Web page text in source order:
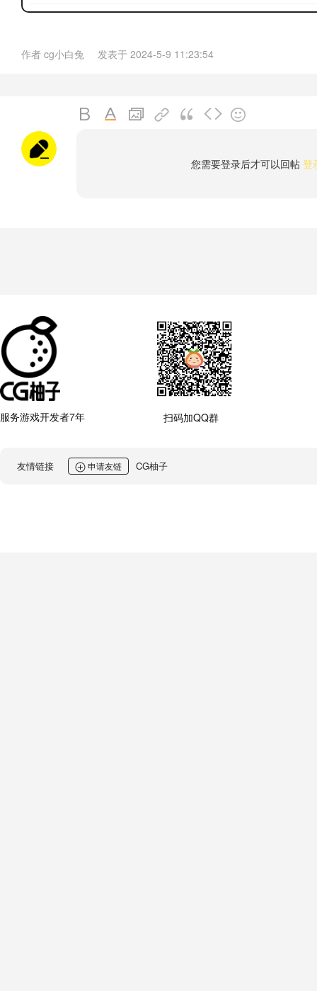
作者 cg小白兔 发表于 2024-5-9 11:23:54
您需要登录后才可以回帖 登
服务游戏开发者7年 扫码加QQ群
友情链接 申请友链 CG柚子